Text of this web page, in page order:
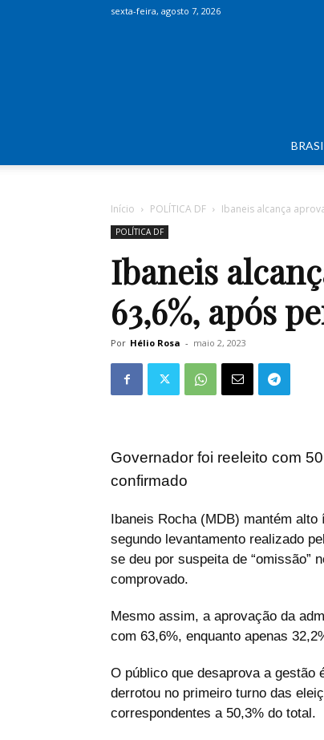
sexta-feira, agosto 7, 2026
Início POLÍTICA DF Ibaneis alcança
POLÍTICA DF
Ibaneis
63,6%, após
Por Hélio Rosa - maio 2, 2023
Governador foi reeleito com
confirmado
Ibaneis Rocha (MDB) mantém
segundo levantamento realizado
se deu por suspeita de “omissão”
comprovado.
Mesmo assim, a aprovação da
com 63,6%, enquanto apenas
O público que desaprova a gestão
derrotou no primeiro turno das
correspondentes a 50,3% do total.